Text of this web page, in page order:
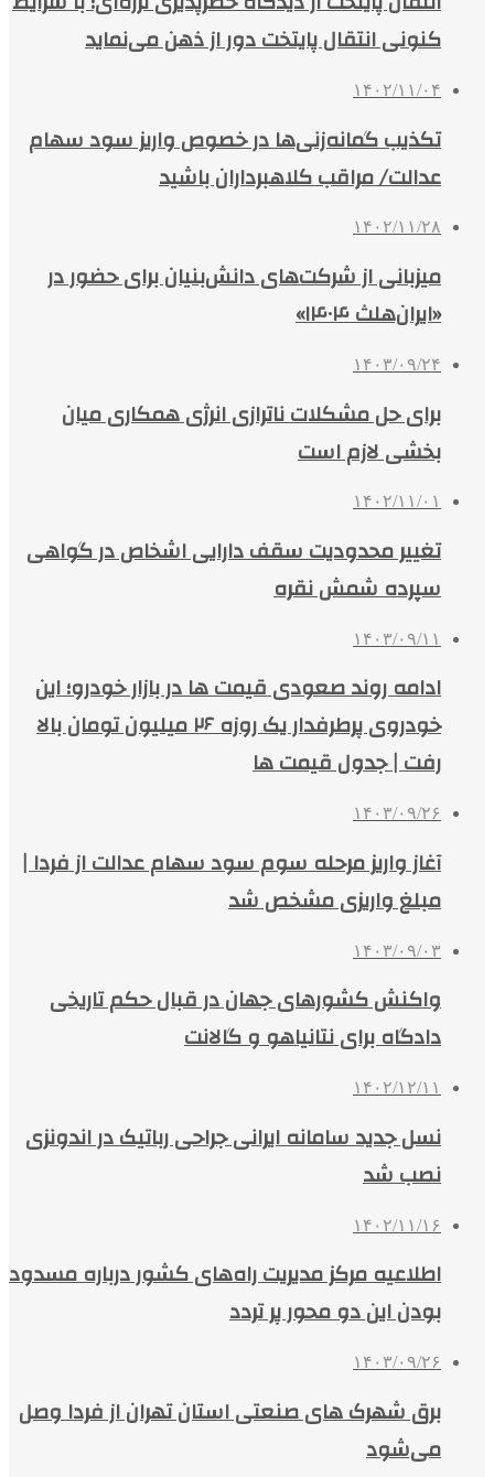
کنونی انتقال پایتخت دور از ذهن می‌نماید
۱۴۰۲/۱۱/۰۴
تکذیب گمانه‌زنی‌ها در خصوص واریز سود سهام
عدالت/ مراقب کلاهبرداران باشید
۱۴۰۲/۱۱/۲۸
میزبانی از شرکت‌های دانش‌بنیان برای حضور در
«ایران‌هلث ۱۴۰۴»
۱۴۰۳/۰۹/۲۴
برای حل مشکلات ناترازی انرژی همکاری میان
بخشی لازم است
۱۴۰۲/۱۱/۰۱
تغییر محدودیت سقف دارایی اشخاص در گواهی
سپرده شمش نقره
۱۴۰۳/۰۹/۱۱
ادامه روند صعودی قیمت ها در بازار خودرو؛ این
خودروی پرطرفدار یک روزه ۲۶ میلیون تومان بالا
رفت | جدول قیمت ها
۱۴۰۳/۰۹/۲۶
آغاز واریز مرحله سوم سود سهام عدالت از فردا |
مبلغ واریزی مشخص شد
۱۴۰۳/۰۹/۰۳
واکنش کشورهای جهان در قبال حکم تاریخی
دادگاه برای نتانیاهو و گالانت
۱۴۰۲/۱۲/۱۱
نسل جدید سامانه ایرانی جراحی رباتیک در اندونزی
نصب شد
۱۴۰۲/۱۱/۱۶
اطلاعیه‌ مرکز مدیریت راه‌های کشور درباره مسدود
بودن این دو محور پر تردد
۱۴۰۳/۰۹/۲۶
برق شهرک های صنعتی استان تهران از فردا وصل
می‌شود